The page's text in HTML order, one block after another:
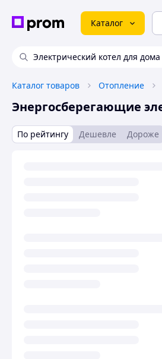
Каталог
Электрический котел для
Каталог товаров Отопление
Энергосберегающие
По рейтингу Дешевле Дороже